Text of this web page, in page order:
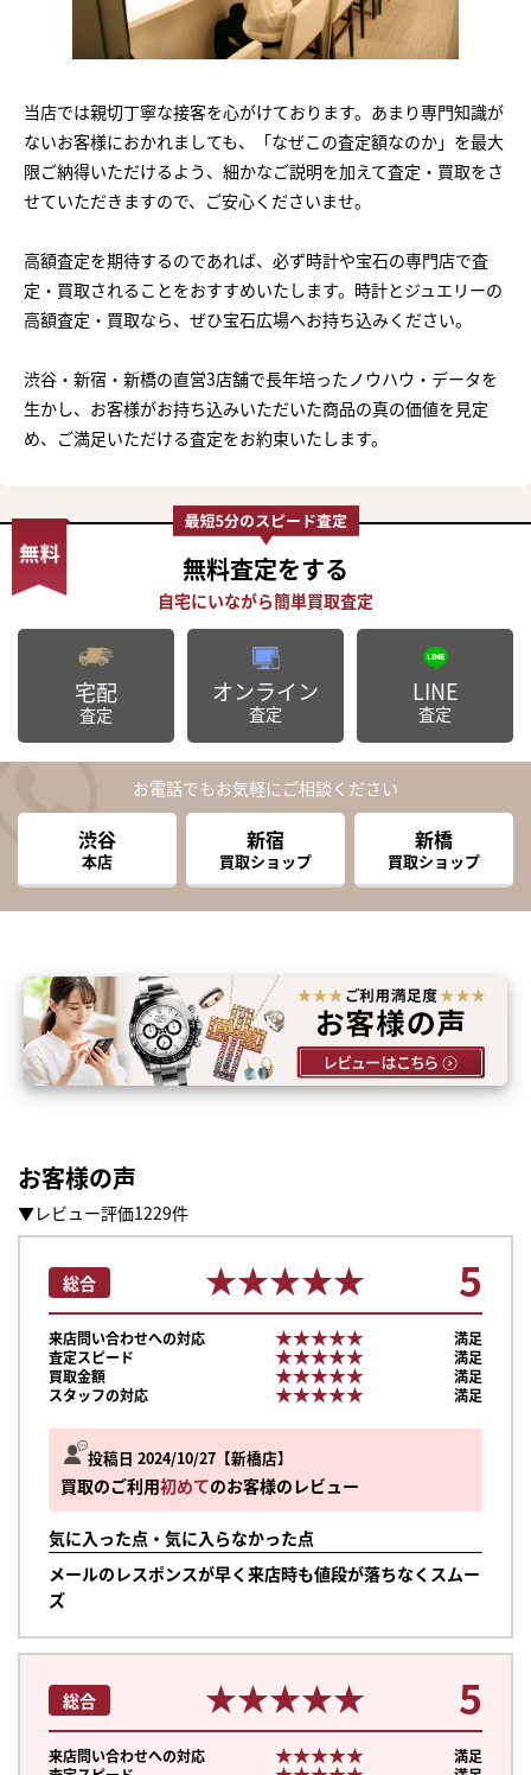
当店では親切丁寧な接客を心がけております。あまり専門知識が
ないお客様におかれましても、「なぜこの査定額なのか」を最大
限ご納得いただけるよう、細かなご説明を加えて査定・買取をさ
せていただきますので、ご安心くださいませ。
高額査定を期待するのであれば、必ず時計や宝石の専門店で査
定・買取されることをおすすめいたします。時計とジュエリーの
高額査定・買取なら、ぜひ宝石広場へお持ち込みください。
渋谷・新宿・新橋の直営3店舗で長年培ったノウハウ・データを
生かし、お客様がお持ち込みいただいた商品の真の価値を見定
め、ご満足いただける査定をお約束いたします。
無料査定をする
宅配
査定
オンライン
査定
LINE
査定
お電話でもお気軽にご相談ください
渋谷
本店
新宿
買取ショップ
新橋
買取ショップ
お客様の声
▼レビュー評価1229件
投稿日 2024/10/27 新橋店
買取のご利用初めてのお客様のレビュー
気に入った点・気に入らなかった点
メールのレスポンスが早く来店時も値段が落ちなくスムー
ズ
総合 ★★★★★
★★★★★ 5
来店問い合わせへの対応 ★★★★★
★★★★★
満足
査定スピード
★★★★★
★★★★★
満足
買取金額
★★★★★
★★★★★
満足
スタッフの対応
★★★★★
★★★★★ 満足
総合 ★★★★★
★★★★★ 5
来店問い合わせへの対応 ★★★★★
★★★★★
満足
まずは